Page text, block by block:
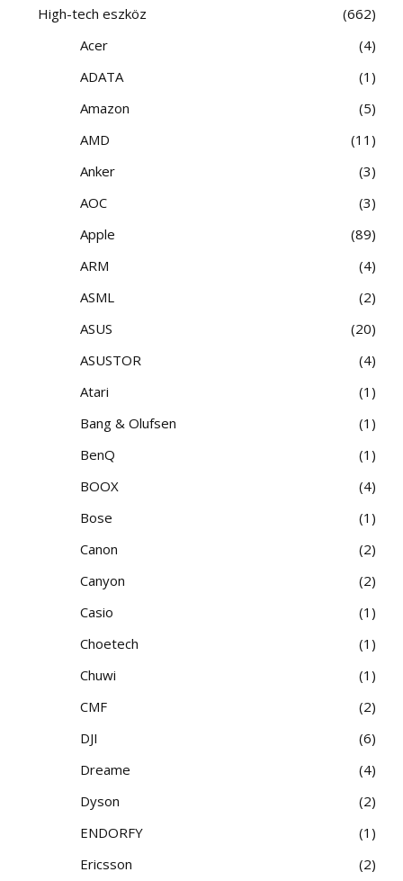
High-tech eszköz
662
Acer
4
ADATA
1
Amazon
5
AMD
11
Anker
3
AOC
3
Apple
89
ARM
4
ASML
2
ASUS
20
ASUSTOR
4
Atari
1
Bang & Olufsen
1
BenQ
1
BOOX
4
Bose
1
Canon
2
Canyon
2
Casio
1
Choetech
1
Chuwi
1
CMF
2
DJI
6
Dreame
4
Dyson
2
ENDORFY
1
Ericsson
2